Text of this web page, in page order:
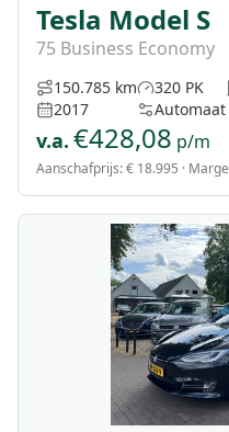
Tesla Model S
75 Business Economy
150.785 km
2017
320 PK
Automaat
v.a. €428,08 p/m
Aanschafprijs:€ 18.995 · Marge